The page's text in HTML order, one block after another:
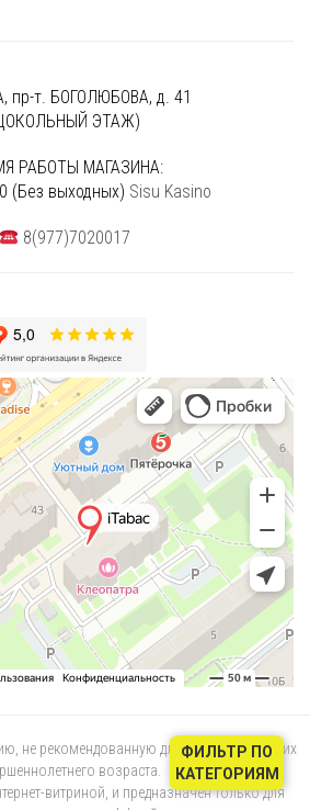
пр-т. БОГОЛЮБОВА, д. 41
ЭТАЖ)
РАБОТЫ МАГАЗИНА:
(Без выходных) Sisu Kasino
8(977)7020017
не рекомендованную для лиц, не достигших
возраста.
витриной, и предназначен только для
ФИЛЬТР ПО
КАТЕГОРИЯМ